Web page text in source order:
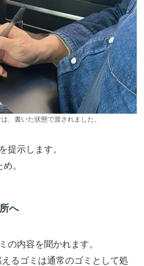
、書いた状態で渡されました。
提示します。
。
へ
の内容を聞かれます。
るゴミは通常のゴミとして処